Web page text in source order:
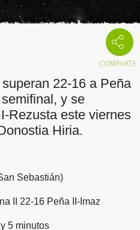
22-16 a Peña
y se
Rezusta este viernes
Hiria.
Sebastián)
II 22-16 Peña II-Imaz
5 minutos